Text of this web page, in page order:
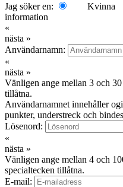
Jag söker en:
Kvinna
information
«
nästa »
Användarnamn:
«
nästa »
Vänligen ange mellan 3 och
tillåtna.
Användarnamnet innehåller
punkter, understreck och
Lösenord:
«
nästa »
Vänligen ange mellan 4 och
specialtecken tillåtna.
E-mail: